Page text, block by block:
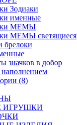
Зодиаки
именные
МЕМЫ
МЕМЫ светящиеся
брелоки
значков в добор
(8)
ИГРУШКИ